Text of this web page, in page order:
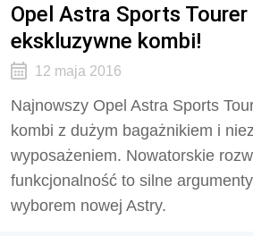
Opel Astra Sports Tourer
ekskluzywne kombi!
12 maja 2016
Najnowszy Opel Astra Sports
kombi z dużym bagażnikiem i
wyposażeniem. Nowatorskie
funkcjonalność to silne
wyborem nowej Astry.